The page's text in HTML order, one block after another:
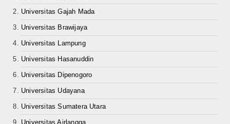
Universitas Gajah Mada
Universitas Brawijaya
Universitas Lampung
Universitas Hasanuddin
Universitas Dipenogoro
Universitas Udayana
Universitas Sumatera Utara
Universitas Airlangga